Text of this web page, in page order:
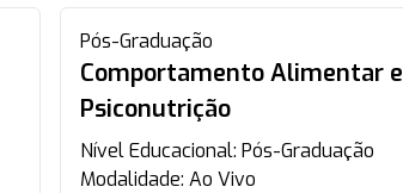
Pós-Graduação
Comportamento Alimentar e
Psiconutrição
Nível Educacional: Pós-Graduação
Modalidade: Ao Vivo